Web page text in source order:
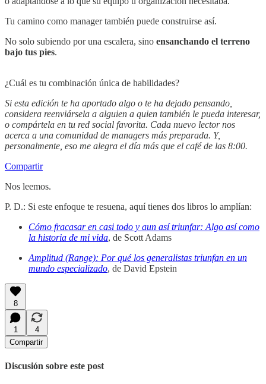
Tu camino como manager también puede construirse así.
No solo subiendo por una escalera, sino ensanchando el terreno
bajo tus pies.
¿Cuál es tu combinación única de habilidades?
Si esta edición te ha aportado algo o te ha dejado pensando,
considera reenviársela a alguien a quien también le pueda interesar,
o compártela en tu red social favorita. Cada nuevo lector nos
acerca a una comunidad de managers más preparada. Y,
personalmente, eso me alegra el día más que el café de las 8:00.
Compartir
Nos leemos.
P. D.: Si este enfoque te resuena, aquí tienes dos libros lo amplían:
Cómo fracasar en casi todo y aun así triunfar: Algo así como
la historia de mi vida, de Scott Adams
Amplitud (Range): Por qué los generalistas triunfan en un
mundo especializado, de David Epstein
8
1
4
Compartir
Discusión sobre este post